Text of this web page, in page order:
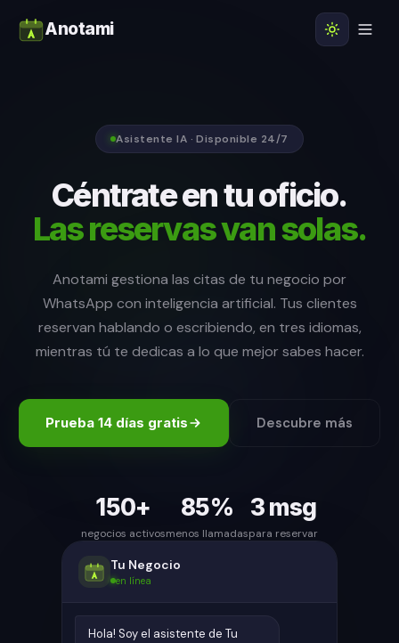
Anotami
Asistente IA · Disponible 24/7
Céntrate en tu oficio.
Las reservas van solas.
Anotami gestiona las citas de tu negocio por
WhatsApp con inteligencia artificial. Tus clientes
reservan hablando o escribiendo, en tres idiomas,
mientras tú te dedicas a lo que mejor sabes hacer.
Prueba 14 días gratis Descubre más
150+
negocios activos
85%
menos llamadas
3msg
para reservar
Tu Negocio
en línea
Hola! Soy el asistente de Tu